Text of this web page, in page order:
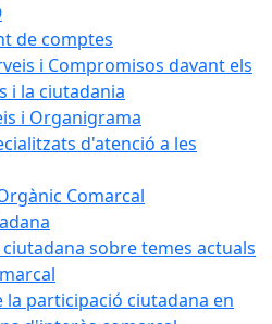
de comptes
i Compromisos davant els
i la ciutadania
i Organigrama
d'atenció a les
Comarcal
sobre temes actuals
la participació ciutadana en